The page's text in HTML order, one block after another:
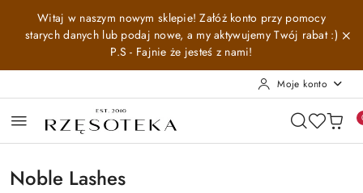
Przejdź do treści głównej
Przejdź do wyszukiwarki
Przejdź do moje konto
Przejdź do menu głównego
Przejdź do stopki
Witaj w naszym nowym sklepie! Załóż konto przy pomocy
starych danych lub podaj nowe, a my aktywujemy Twój rabat :)
P.S - Fajnie że jesteś z nami!
Moje konto
Noble Lashes